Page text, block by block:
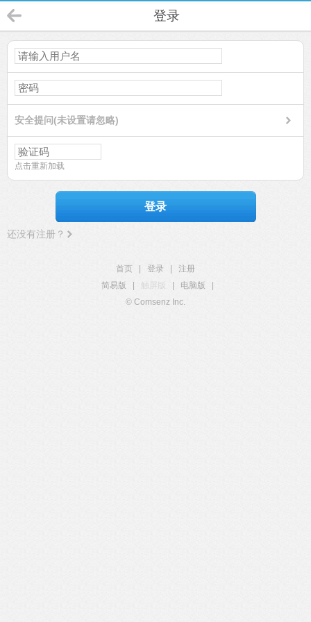
登录
安全提问(未设置请忽略)
点击重新加载
登录
还没有注册？
首页 登录
注册
简易版
触屏版 电脑版
© Comsenz Inc.